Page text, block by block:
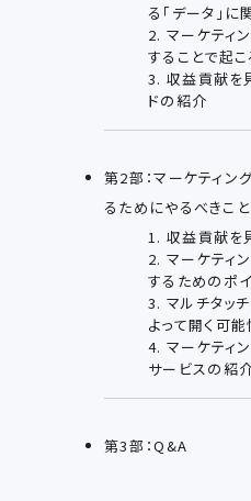
る「データ」に
2. マーケティ
することで起
3. 収益貢献を
ドの紹介
第2部：マーケティン
るためにやるべきこと
1. 収益貢献を
2. マーケティ
するためのポ
3. マルチタッ
よって開く可能
4. マーケティン
サービスの紹
第3部：Q&A